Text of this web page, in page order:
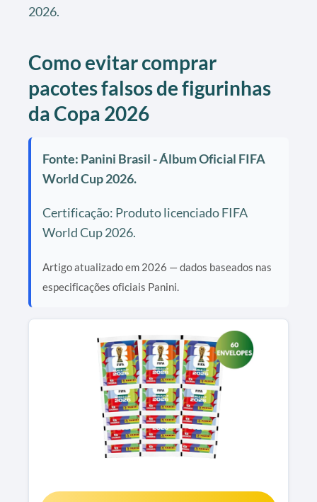
2026.
Como evitar comprar
pacotes falsos de figurinhas
da Copa 2026
Fonte: Panini Brasil - Álbum Oficial FIFA
World Cup 2026.
Certificação: Produto licenciado FIFA
World Cup 2026.
Artigo atualizado em 2026 — dados baseados nas
especificações oficiais Panini.